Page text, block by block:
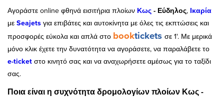
Αγοράστε online φθηνά εισιτήρια πλοίων Κως - Εύδηλος, Ικαρία
με Seajets για επιβάτες και αυτοκίνητα με όλες τις εκπτώσεις και
προσφορές εύκολα και απλά στο booktickets σε 1'. Με μερικά
μόνο κλικ έχετε την δυνατότητα να αγοράσετε, να παραλάβετε το
e-ticket στο κινητό σας και να αναχωρήσετε αμέσως για το ταξίδι
σας.
Ποια είναι η συχνότητα δρομολογίων πλοίων Κως -